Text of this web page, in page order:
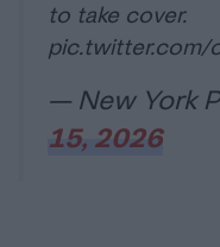
to take cover.
pic.twitter.com/
— New York
15, 2026